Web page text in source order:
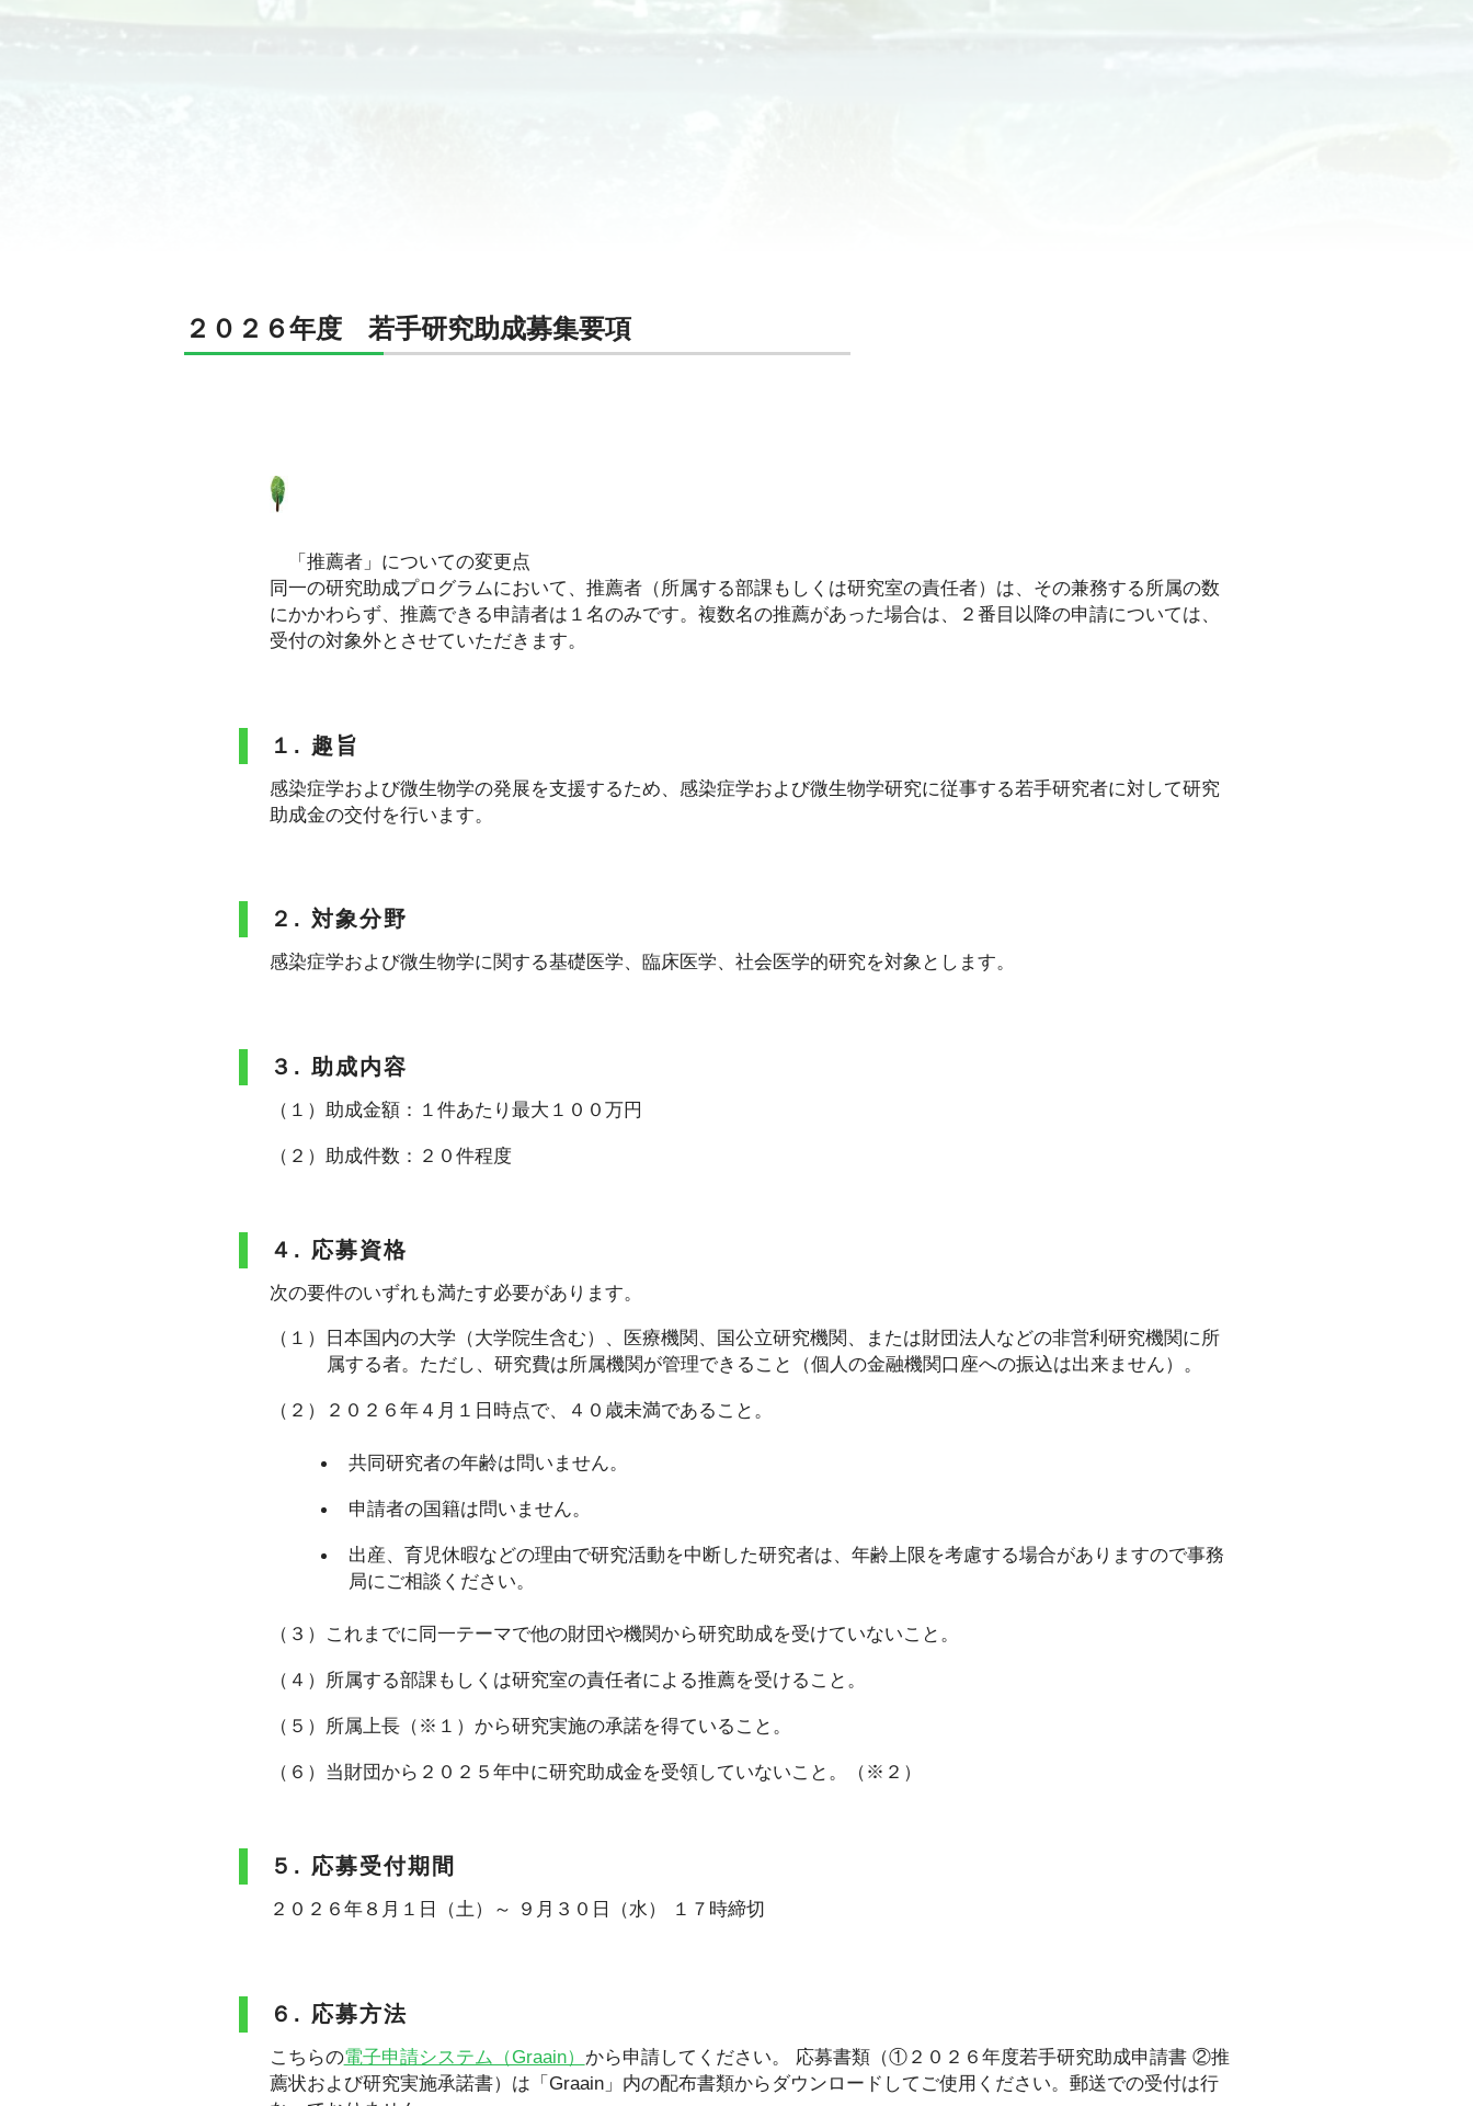
２０２６年度 若手研究助成募集要項
「推薦者」についての変更点
同一の研究助成プログラムにおいて、推薦者（所属する部課もしくは研究室の責任者）は、その兼務する所属の数
にかかわらず、推薦できる申請者は１名のみです。複数名の推薦があった場合は、２番目以降の申請については、
受付の対象外とさせていただきます。
１. 趣旨
感染症学および微生物学の発展を支援するため、感染症学および微生物学研究に従事する若手研究者に対して研究
助成金の交付を行います。
２. 対象分野
感染症学および微生物学に関する基礎医学、臨床医学、社会医学的研究を対象とします。
３. 助成内容
（１）助成金額：１件あたり最大１００万円
（２）助成件数：２０件程度
４. 応募資格
次の要件のいずれも満たす必要があります。
（１）日本国内の大学（大学院生含む）、医療機関、国公立研究機関、または財団法人などの非営利研究機関に所
属する者。ただし、研究費は所属機関が管理できること（個人の金融機関口座への振込は出来ません）。
（２）２０２６年４月１日時点で、４０歳未満であること。
共同研究者の年齢は問いません。
申請者の国籍は問いません。
出産、育児休暇などの理由で研究活動を中断した研究者は、年齢上限を考慮する場合がありますので事務
局にご相談ください。
（３）これまでに同一テーマで他の財団や機関から研究助成を受けていないこと。
（４）所属する部課もしくは研究室の責任者による推薦を受けること。
（５）所属上長（※１）から研究実施の承諾を得ていること。
（６）当財団から２０２５年中に研究助成金を受領していないこと。（※２）
５. 応募受付期間
２０２６年８月１日（土）～ ９月３０日（水） １７時締切
６. 応募方法
こちらの電子申請システム（Graain） から申請してください。 応募書類（①２０２６年度若手研究助成申請書 ②推
薦状および研究実施承諾書）は「Graain」内の配布書類からダウンロードしてご使用ください。郵送での受付は行